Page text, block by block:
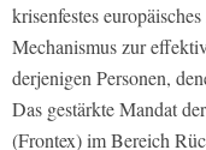
krisenfestes
Mechanismus zur
derjenigen Personen,
Das gestärkte Mandat
(Frontex) im Bereich